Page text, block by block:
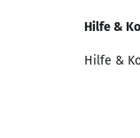
Hilfe &
Hilfe &